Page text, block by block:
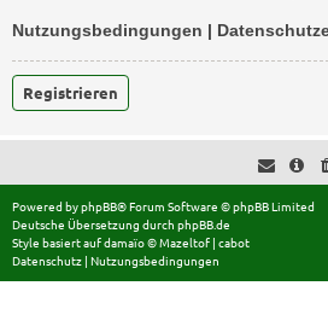
Nutzungsbedingungen |
Registrieren
Powered byphpBB® Forum Software © phpBB Limited
Deutsche Übersetzung durch phpBB.de
Style basiert aufdamaïo ©Mazeltof | cabot
Datenschutz | Nutzungsbedingungen